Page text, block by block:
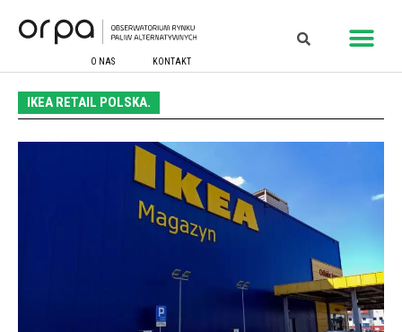
O NAS KONTAKT
IKEA RETAIL POLSKA.